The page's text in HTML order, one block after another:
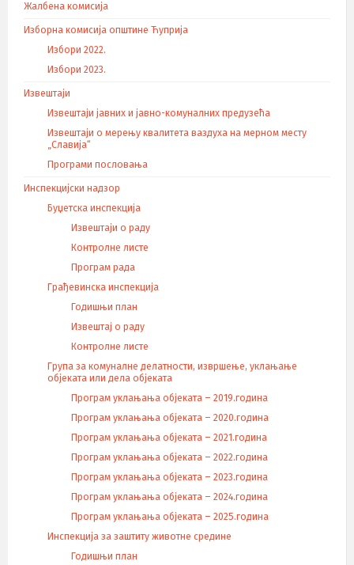
Жалбена комисија
Изборна комисија општине Ћуприја
Избори 2022.
Избори 2023.
Извештаји
Извештаји јавних и јавно-комуналних предузећа
Извештаји о мерењу квалитета ваздуха на мерном месту
„Славија“
Програми пословања
Инспекцијски надзор
Буџетска инспекција
Извештаји о раду
Контролне листе
Програм рада
Грађевинска инспекција
Годишњи план
Извештај о раду
Контролне листе
Група за комуналне делатности, извршење, уклањање
објеката или дела објеката
Програм уклањања објеката – 2019.година
Програм уклањања објеката – 2020.година
Програм уклањања објеката – 2021.година
Програм уклањања објеката – 2022.година
Програм уклањања објеката – 2023.година
Програм уклањања објеката – 2024.година
Програм уклањања објеката – 2025.година
Инспекција за заштиту животне средине
Годишњи план